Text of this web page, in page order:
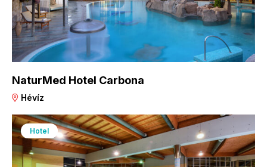
NaturMed Hotel Carbona
Hévíz
Hotel